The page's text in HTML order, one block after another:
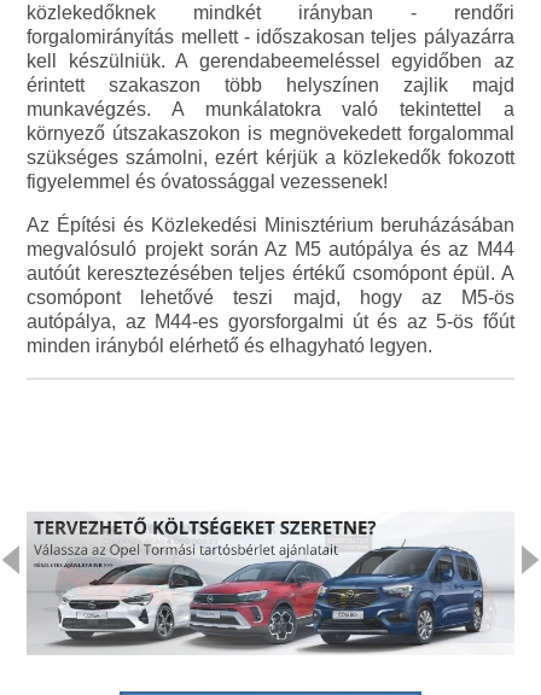
közlekedőknek mindkét irányban - rendőri
forgalomirányítás mellett - időszakosan teljes pályazárra
kell készülniük. A gerendabeemeléssel egyidőben az
érintett szakaszon több helyszínen zajlik majd
munkavégzés. A munkálatokra való tekintettel a
környező útszakaszokon is megnövekedett forgalommal
szükséges számolni, ezért kérjük a közlekedők fokozott
figyelemmel és óvatossággal vezessenek!
Az Építési és Közlekedési Minisztérium beruházásában
megvalósuló projekt során Az M5 autópálya és az M44
autóút keresztezésében teljes értékű csomópont épül. A
csomópont lehetővé teszi majd, hogy az M5-ös
autópálya, az M44-es gyorsforgalmi út és az 5-ös főút
minden irányból elérhető és elhagyható legyen.